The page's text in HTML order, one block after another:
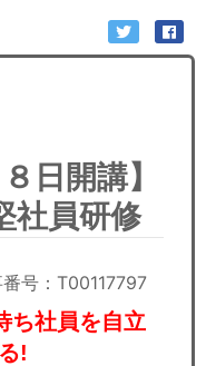
日開講】
員研修
号：T00117797
ち社員を自立
!